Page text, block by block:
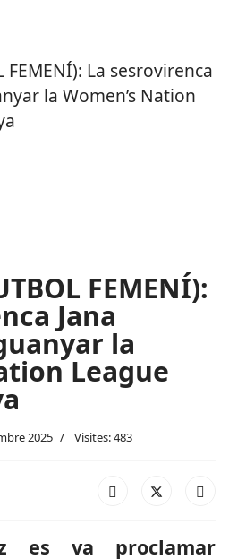
FEMENÍ):
Jana
la
League
2025 Visites: 483
es va proclamar